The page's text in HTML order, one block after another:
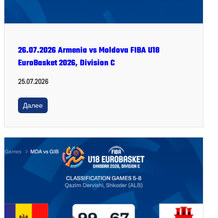
26.07.2026 Armenia vs Moldova FIBA U18
EuroBasket 2026, Division C
25.07.2026
Далее